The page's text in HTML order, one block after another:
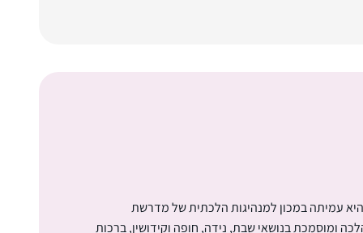
עמיתה במכון למנהיגות הלכתית של מדרשת
ומוסמכת בנושאי שבת, נידה, חופה וקידושין, ברכות